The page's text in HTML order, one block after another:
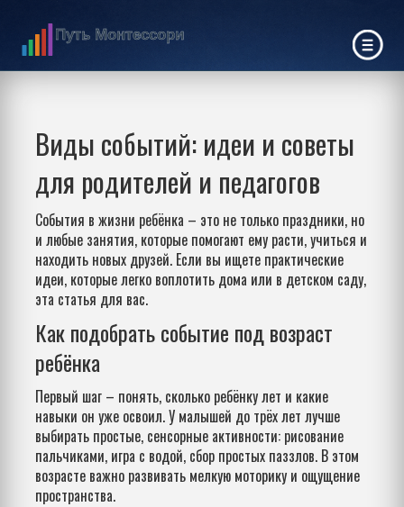
Виды событий: идеи и советы
для родителей и педагогов
События в жизни ребёнка – это не только праздники, но
и любые занятия, которые помогают ему расти, учиться и
находить новых друзей. Если вы ищете практические
идеи, которые легко воплотить дома или в детском саду,
эта статья для вас.
Как подобрать событие под возраст
ребёнка
Первый шаг – понять, сколько ребёнку лет и какие
навыки он уже освоил. У малышей до трёх лет лучше
выбирать простые, сенсорные активности: рисование
пальчиками, игра с водой, сбор простых паззлов. В этом
возрасте важно развивать мелкую моторику и ощущение
пространства.